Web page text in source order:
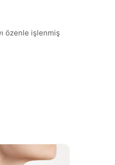
özenle işlenmiş